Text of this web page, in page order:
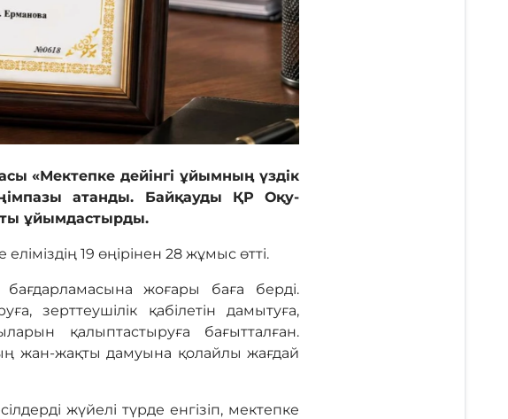
«Мектепке дейінгі ұйымның үздік
атанды. Байқауды ҚР Оқу-
ұйымдастырды.
19 өңірінен 28 жұмыс өтті.
жоғары баға берді.
зерттеушілік қабілетін дамытуға,
қалыптастыруға бағытталған.
жан-жақты дамуына қолайлы жағдай
жүйелі түрде енгізіп, мектепке